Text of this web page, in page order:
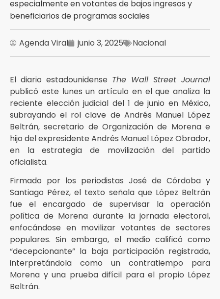
especialmente en votantes de bajos ingresos y
beneficiarios de programas sociales
Agenda Viral junio 3, 2025 Nacional
El diario estadounidense The Wall Street Journal
publicó este lunes un artículo en el que analiza la
reciente elección judicial del 1 de junio en México,
subrayando el rol clave de Andrés Manuel López
Beltrán, secretario de Organización de Morena e
hijo del expresidente Andrés Manuel López Obrador,
en la estrategia de movilización del partido
oficialista.
Firmado por los periodistas José de Córdoba y
Santiago Pérez, el texto señala que López Beltrán
fue el encargado de supervisar la operación
política de Morena durante la jornada electoral,
enfocándose en movilizar votantes de sectores
populares. Sin embargo, el medio calificó como
“decepcionante” la baja participación registrada,
interpretándola como un contratiempo para
Morena y una prueba difícil para el propio López
Beltrán.